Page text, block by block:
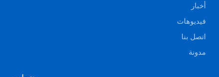
أخبار
فيديوهات
اتصل بنا
مدونة